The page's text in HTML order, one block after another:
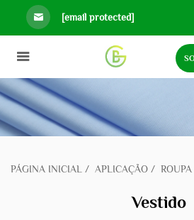
[email protected]
PÁGINA INICIAL / APLICAÇÃO / ROUPA
Vestido